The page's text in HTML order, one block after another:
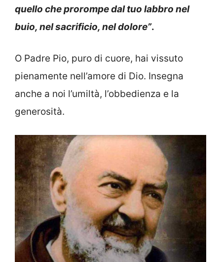
quello che prorompe dal tuo labbro nel
buio, nel sacrificio, nel dolore”.
O Padre Pio, puro di cuore, hai vissuto
pienamente nell’amore di Dio. Insegna
anche a noi l’umiltà, l’obbedienza e la
generosità.